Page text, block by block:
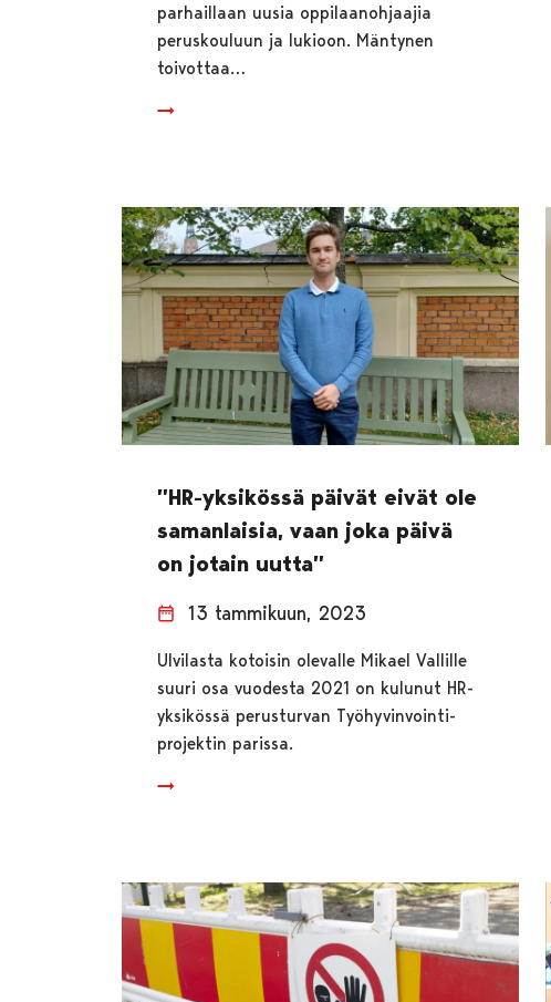
parhaillaan uusia oppilaanohjaajia
peruskouluun ja lukioon. Mäntynen
toivottaa…
”HR-yksikössä päivät eivät ole
samanlaisia, vaan joka päivä
on jotain uutta”
13 tammikuun, 2023
Ulvilasta kotoisin olevalle Mikael Vallille
suuri osa vuodesta 2021 on kulunut HR-
yksikössä perusturvan Työhyvinvointi-
projektin parissa.